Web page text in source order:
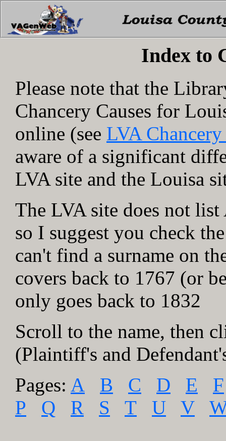
Index to
Please note that the
Chancery Causes for
online (see LVA
aware of a significant
LVA site and the Louisa
The LVA site does not
so I suggest you check
can't find a surname on
covers back to 1767 (or
only goes back to 1832
Scroll to the name, then
(Plaintiff's and
Pages: A B C D E
F
P
Q R S T U V